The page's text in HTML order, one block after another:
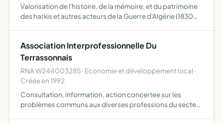
Valorisation de l'histoire, de la mémoire, et du patrimoine
des harkis et autres acteurs de la Guerre d'Algérie (1830
Association Interprofessionnelle Du
Terrassonnais
RNA W244003285 · Economie et développement local ·
Créée en 1992
Consultation, information, action concertee sur les
problèmes communs aux diverses professions du secteur